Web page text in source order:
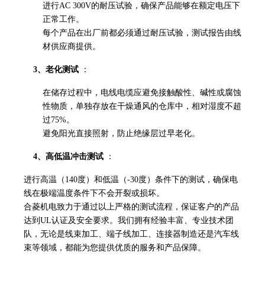
进行AC 300V的耐压试验，确保产品能够在额定电压下
正常工作。
每个产品在出厂前都必须通过耐压试验，测试报告由线
材供应商提供。
3、老化测试 ：
在储存过程中，电线电缆应避免接触酸性、碱性或腐蚀
性物质，单独存放在干燥通风的仓库中，相对湿度不超
过75%。
避免阳光直接照射，防止绝缘层过早老化。
4、高低温冲击测试 ：
进行高温（140度）和低温（-30度）条件下的测试，确保电
线在极端温度条件下不会开裂或损坏。
合菱机电致力于通过以上严格的测试流程，保证客户的产品
达到UL认证及安全要求。我们拥有经验丰富、专业技术团
队，无论是线束加工、端子线加工、连接器制造还是汽车线
束等领域，都能为您提供优质的服务和产品保障。